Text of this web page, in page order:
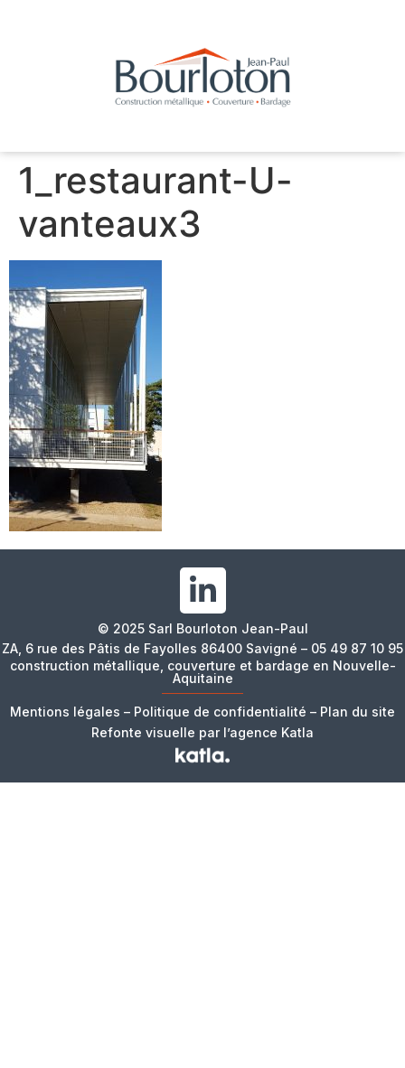
1_restaurant-U-
vanteaux3
© 2025 Sarl Bourloton Jean-Paul
ZA, 6 rue des Pâtis de Fayolles 86400 Savigné – 05 49 87 10 95
construction métallique, couverture et bardage en Nouvelle-
Aquitaine
Mentions légales – Politique de confidentialité – Plan du site
Refonte visuelle par l’agence Katla